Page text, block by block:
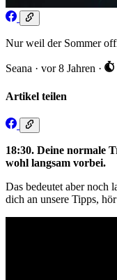
Nur weil der Sommer
Seana · vor 8 Jahren ·
Artikel teilen
18:30. Deine normale
wohl langsam vorbei.
Das bedeutet aber noch
dich an unsere Tipps,